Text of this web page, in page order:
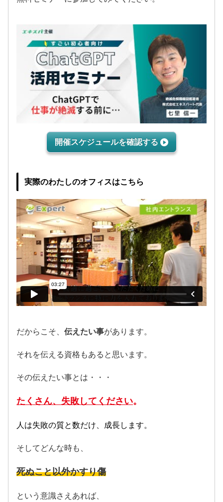
開催スケジュールを確認する
実際のわたしのオフィスはこちら
だからこそ、 伝えたい事があります。
それを伝える資格もあると思います。
その伝えたい事とは・・・
たくさん、失敗してください。
人は失敗の質と数だけ、成長します。
そしてどんな時も、
死ぬこと以外かすり傷
という意識さえあれば、